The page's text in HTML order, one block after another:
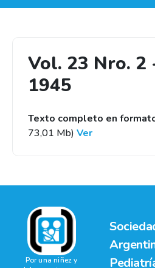
Vol. 23 Nro. 2
1945
Texto completo en
73,01 Mb) Ver
Por una niñez y